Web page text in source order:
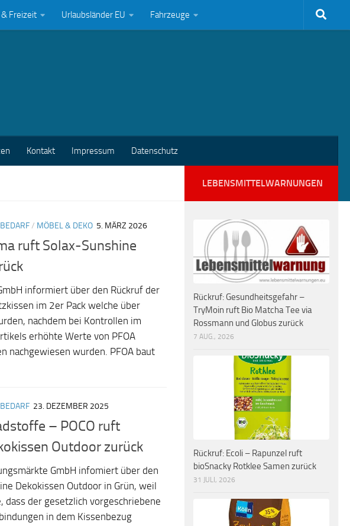
Freizeit Urlaubsländer EU Fahrzeuge
Kontakt Impressum Datenschutz
/ MÖBEL & DEKO 5. MÄRZ 2026
ruft Solax-Sunshine
informiert über den Rückruf der
im 2er Pack welche über
nachdem bei Kontrollen im
erhöhte Werte von PFOA
nachgewiesen wurden. PFOA baut
23. DEZEMBER 2025
– POCO ruft
Outdoor zurück
GmbH infomiert über den
Dekokissen Outdoor in Grün, weil
der gesetzlich vorgeschriebene
in dem Kissenbezug
LEBENSMITTELWARNUNGEN
Rückruf: Gesundheitsgefahr –
TryMoin ruft Bio Matcha Tee via
Rossmann und Globus zurück
7 AUG., 2026
Rückruf: Ecoli – Rapunzel ruft
bioSnacky Rotklee Samen zurück
31 JULI, 2026